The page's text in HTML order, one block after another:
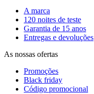
A marca
120 noites de teste
Garantia de 15 anos
Entregas e devoluções
As nossas ofertas
Promoções
Black friday
Código promocional